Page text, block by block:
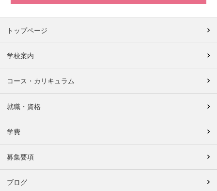
トップページ
学校案内
コース・カリキュラム
就職・資格
学費
募集要項
ブログ